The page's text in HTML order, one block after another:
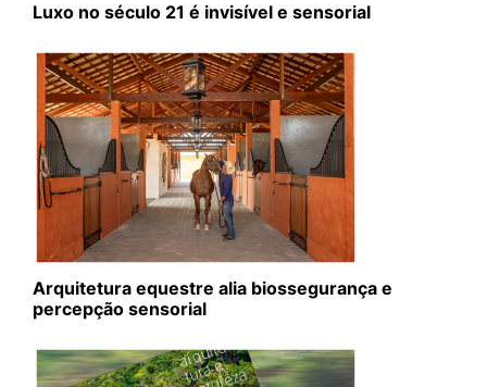
Luxo no século 21 é invisível e sensorial
Arquitetura equestre alia biossegurança e
percepção sensorial